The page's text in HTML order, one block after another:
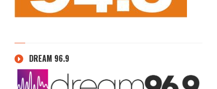
DREAM 96.9